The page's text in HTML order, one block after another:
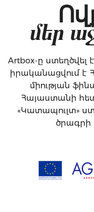
մեր
Artbox-ը ստեղծվել
իրականացվում է
միության
Հայաստանի
«Կատապուլտ»
ծրագրի